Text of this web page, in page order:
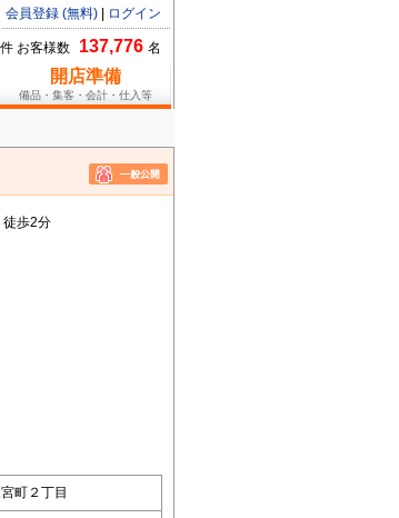
会員登録 (無料) ログイン
件 お客様数 137,776 名
開店準備
備品・集客・会計・仕入等
徒歩2分
町２丁目